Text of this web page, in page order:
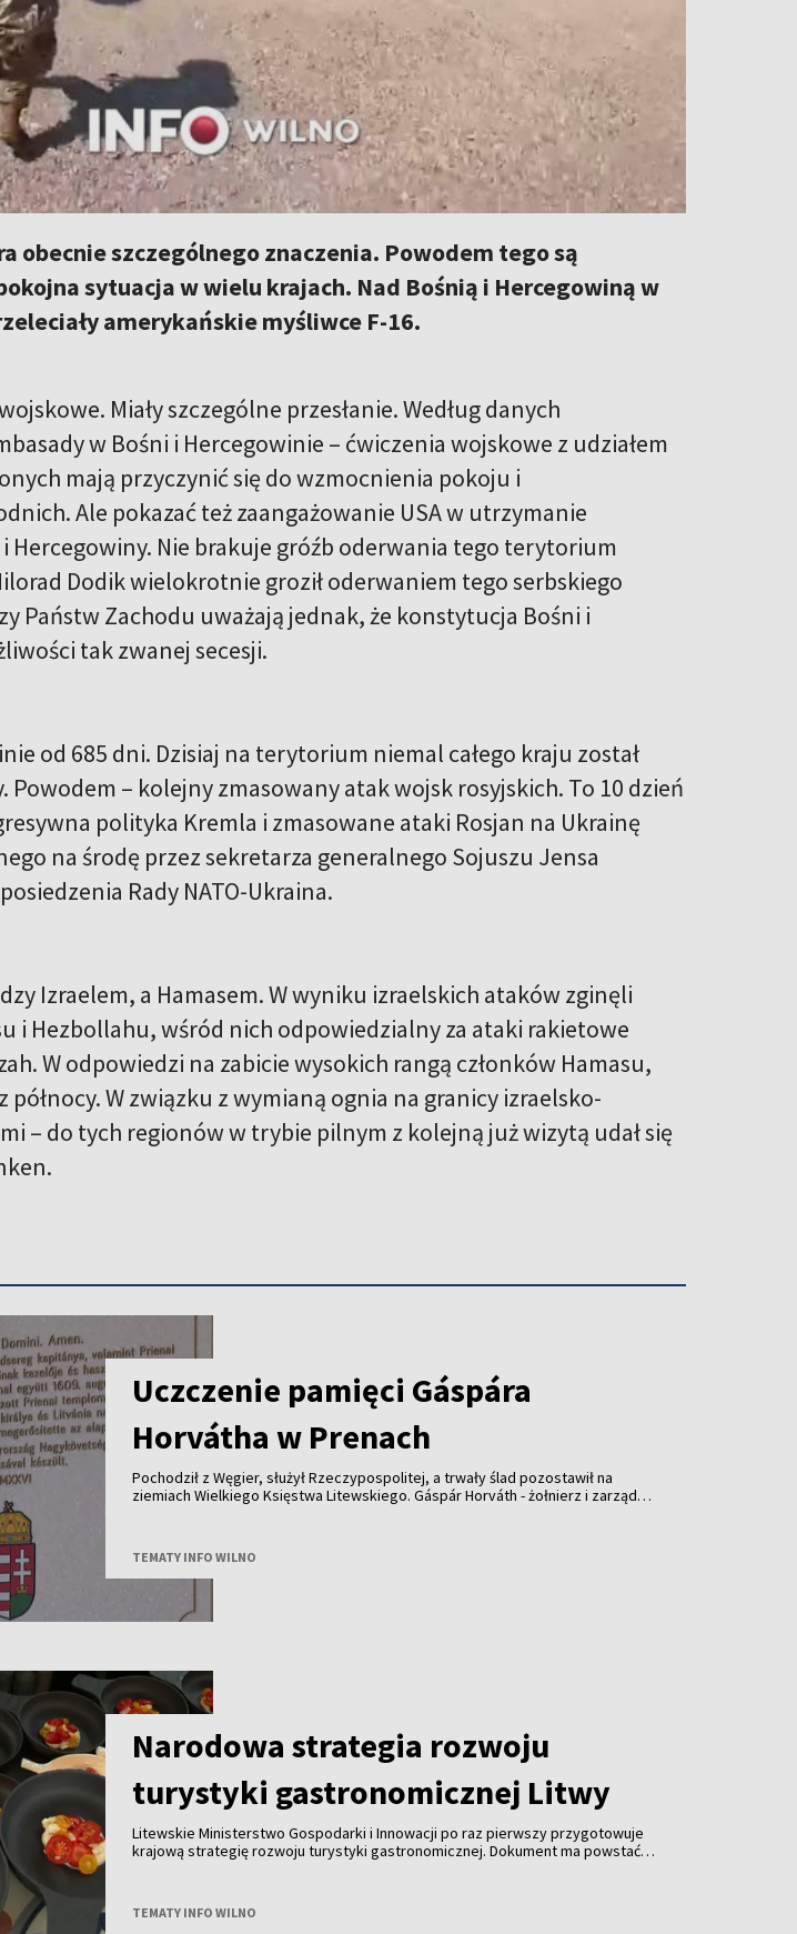
obecnie szczególnego znaczenia. Powodem tego są
sytuacja w wielu krajach. Nad Bośnią i Hercegowiną w
amerykańskie myśliwce F-16.
Miały szczególne przesłanie. Według danych
w Bośni i Hercegowinie – ćwiczenia wojskowe z udziałem
mają przyczynić się do wzmocnienia pokoju i
Ale pokazać też zaangażowanie USA w utrzymanie
Nie brakuje gróźb oderwania tego terytorium
Dodik wielokrotnie groził oderwaniem tego serbskiego
Państw Zachodu uważają jednak, że konstytucja Bośni i
tak zwanej secesji.
od 685 dni. Dzisiaj na terytorium niemal całego kraju został
– kolejny zmasowany atak wojsk rosyjskich. To 10 dzień
polityka Kremla i zmasowane ataki Rosjan na Ukrainę
na środę przez sekretarza generalnego Sojuszu Jensa
Rady NATO-Ukraina.
Izraelem, a Hamasem. W wyniku izraelskich ataków zginęli
i Hezbollahu, wśród nich odpowiedzialny za ataki rakietowe
W odpowiedzi na zabicie wysokich rangą członków Hamasu,
W związku z wymianą ognia na granicy izraelsko-
– do tych regionów w trybie pilnym z kolejną już wizytą udał się
Uczczenie pamięci Gáspára
Horvátha w Prenach
Pochodził z Węgier, służył Rzeczypospolitej, a trwały ślad pozostawił na
ziemiach Wielkiego Księstwa Litewskiego. Gáspár Horváth - żołnierz i zarządca
Polski i Węgier.
TEMATY INFO WILNO
Narodowa strategia rozwoju
turystyki gastronomicznej Litwy
Litewskie Ministerstwo Gospodarki i Innowacji po raz pierwszy przygotowuje
krajową strategię rozwoju turystyki gastronomicznej. Dokument ma powstać
gałęzi litewskiej turystyki, zwiększenie jej konkurencyjności i promocja kraju za
granicą.
TEMATY INFO WILNO